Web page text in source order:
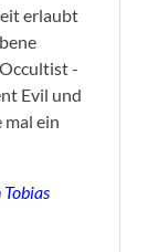
erlaubt
-
Evil und
mal ein